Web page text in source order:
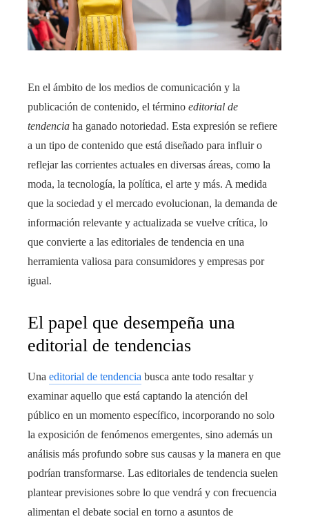
En el ámbito de los medios de comunicación y la
publicación de contenido, el término editorial de
tendencia ha ganado notoriedad. Esta expresión se refiere
a un tipo de contenido que está diseñado para influir o
reflejar las corrientes actuales en diversas áreas, como la
moda, la tecnología, la política, el arte y más. A medida
que la sociedad y el mercado evolucionan, la demanda de
información relevante y actualizada se vuelve crítica, lo
que convierte a las editoriales de tendencia en una
herramienta valiosa para consumidores y empresas por
igual.
El papel que desempeña una
editorial de tendencias
Una editorial de tendencia busca ante todo resaltar y
examinar aquello que está captando la atención del
público en un momento específico, incorporando no solo
la exposición de fenómenos emergentes, sino además un
análisis más profundo sobre sus causas y la manera en que
podrían transformarse. Las editoriales de tendencia suelen
plantear previsiones sobre lo que vendrá y con frecuencia
alimentan el debate social en torno a asuntos de